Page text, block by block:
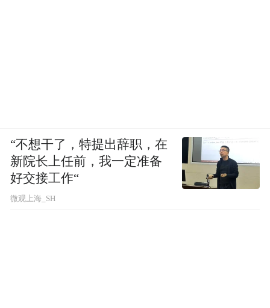
“不想干了，特提出辞职，在
新院长上任前，我一定准备
好交接工作“
微观上海_SH